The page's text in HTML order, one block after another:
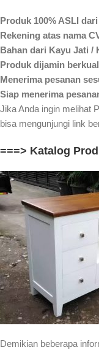
Produk 100% ASLI
Rekening atas nama
Bahan dari Kayu Jati /
Produk dijamin
Menerima pesanan
Siap menerima
Jika Anda ingin melihat
bisa mengunjungi link
===> Katalog
Demikian beberapa